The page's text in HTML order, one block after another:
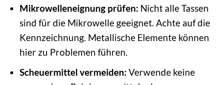
Mikrowelleneignung prüfen: Nicht alle Tassen
sind für die Mikrowelle geeignet. Achte auf die
Kennzeichnung. Metallische Elemente können
hier zu Problemen führen.
Scheuermittel vermeiden: Verwende keine